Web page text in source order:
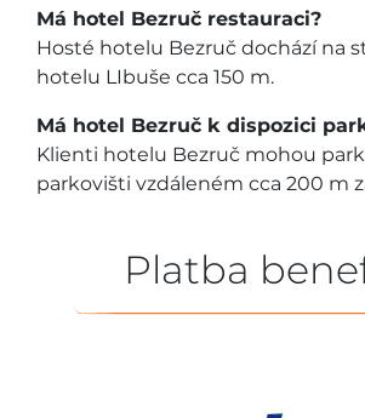
Má hotel Bezruč restauraci?
Hosté hotelu Bezruč dochází na
hotelu LIbuše cca 150 m.
Má hotel Bezruč k dispozici
Klienti hotelu Bezruč mohou
parkovišti vzdáleném cca 200 m
Platba